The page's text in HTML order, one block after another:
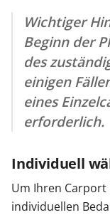
Wichtiger
Beginn der
des
einigen
eines
erforderlich.
Individuell
Um Ihren Carport
individuellen